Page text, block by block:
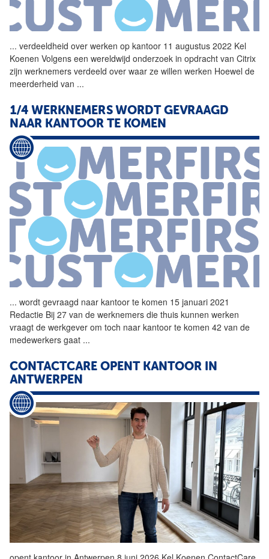
... verdeeldheid over werken op kantoor 11 augustus 2022 Kel
Koenen Volgens een wereldwijd onderzoek in opdracht van Citrix
zijn werknemers verdeeld over waar ze willen werken Hoewel de
meerderheid van ...
1/4 WERKNEMERS WORDT GEVRAAGD
NAAR KANTOOR TE KOMEN
... wordt gevraagd naar kantoor te komen 15 januari 2021
Redactie Bij 27 van de werknemers die thuis kunnen werken
vraagt de werkgever om toch naar kantoor te komen 42 van de
medewerkers gaat ...
CONTACTCARE OPENT KANTOOR IN
ANTWERPEN